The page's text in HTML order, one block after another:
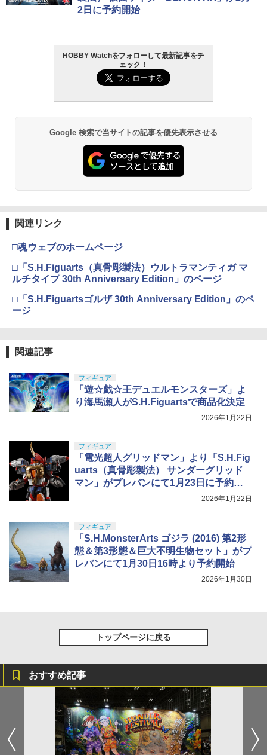
2日に予約開始
HOBBY Watchをフォローして最新記事をチ
ェック！
Google 検索で当サイトの記事を優先表示させる
関連リンク
□魂ウェブのホームページ
□「S.H.Figuarts（真骨彫製法）ウルトラマンティガ マ
ルチタイプ 30th Anniversary Edition」のページ
□「S.H.Figuartsゴルザ 30th Anniversary Edition」のペ
ージ
関連記事
フィギュア
「遊☆戯☆王デュエルモンスターズ」よ
り海馬瀬人がS.H.Figuartsで商品化決定
2026年1月22日
フィギュア
「電光超人グリッドマン」より「S.H.Fig
uarts（真骨彫製法） サンダーグリッド
マン」がプレバンにて1月23日に予約開
2026年1月22日
フィギュア
「S.H.MonsterArts ゴジラ (2016) 第2形
態＆第3形態＆巨大不明生物セット」がプ
レバンにて1月30日16時より予約開始
2026年1月30日
トップページに戻る
おすすめ記事